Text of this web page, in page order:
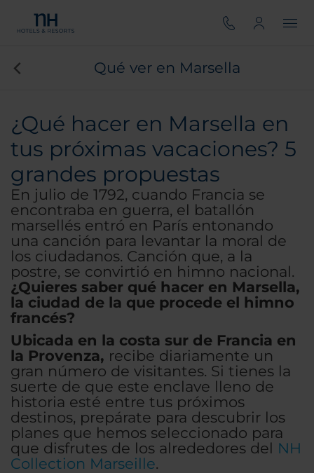
Qué ver en Marsella
¿Qué hacer en Marsella en
tus próximas vacaciones? 5
grandes propuestas
En julio de 1792, cuando Francia se
encontraba en guerra, el batallón
marsellés entró en París entonando
una canción para levantar la moral de
los ciudadanos. Canción que, a la
postre, se convirtió en himno nacional.
¿Quieres saber qué hacer en Marsella,
la ciudad de la que procede el himno
francés?
Ubicada en la costa sur de Francia en
la Provenza, recibe diariamente un
gran número de visitantes. Si tienes la
suerte de que este enclave lleno de
historia esté entre tus próximos
destinos, prepárate para descubrir los
planes que hemos seleccionado para
que disfrutes de los alrededores del NH
Collection Marseille.